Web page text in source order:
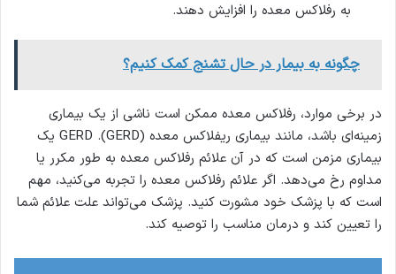
به رفلاکس معده را افزایش دهند.
چگونه به بیمار در حال تشنج کمک کنیم؟
در برخی موارد، رفلاکس معده ممکن است ناشی از یک بیماری
زمینه‌ای باشد، مانند بیماری ریفلاکس معده (GERD). GERD یک
بیماری مزمن است که در آن علائم رفلاکس معده به طور مکرر یا
مداوم رخ می‌دهد. اگر علائم رفلاکس معده را تجربه می‌کنید، مهم
است که با پزشک خود مشورت کنید. پزشک می‌تواند علت علائم شما
را تعیین کند و درمان مناسب را توصیه کند.